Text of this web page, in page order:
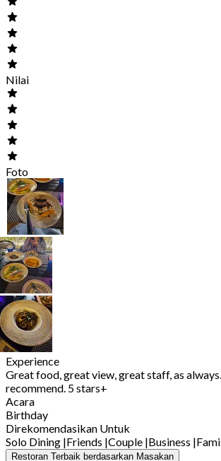
Nilai
Foto
Experience
Great food, great view, great staff, as
recommend. 5 stars+
Acara
Birthday
Direkomendasikan Untuk
Solo Dining |Friends |Couple |Business |
Restoran Terbaik berdasarkan Masakan